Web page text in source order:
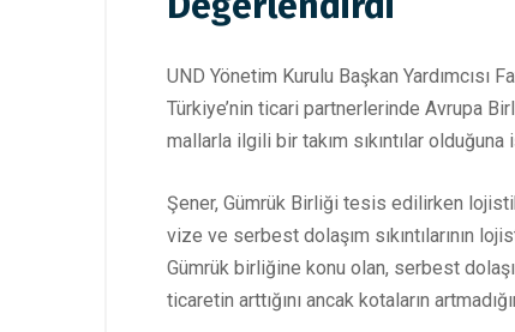
UND Yönetim Kurulu Başkan Yardımcısı
Türkiye’nin ticari partnerlerinde Avrupa
mallarla ilgili bir takım sıkıntılar olduğuna
Şener, Gümrük Birliği tesis edilirken
vize ve serbest dolaşım sıkıntılarının
Gümrük birliğine konu olan, serbest
ticaretin arttığını ancak kotaların